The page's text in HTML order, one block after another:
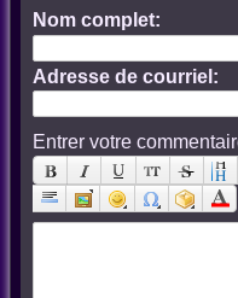
Nom complet:
Adresse de courriel:
Entrer votre